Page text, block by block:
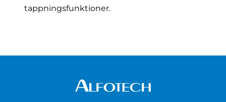
tappningsfunktioner.